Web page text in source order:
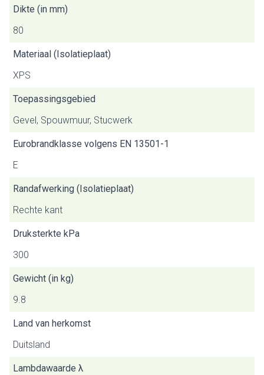
Dikte (in mm)
80
Materiaal (Isolatieplaat)
XPS
Toepassingsgebied
Gevel, Spouwmuur, Stucwerk
Eurobrandklasse volgens EN 13501-1
E
Randafwerking (Isolatieplaat)
Rechte kant
Druksterkte kPa
300
Gewicht (in kg)
9.8
Land van herkomst
Duitsland
Lambdawaarde λ